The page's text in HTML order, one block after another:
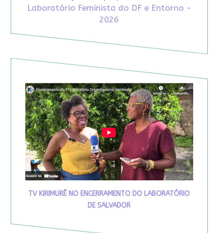
Laboratório Feminista do DF e Entorno -
2026
TV KIRIMURÊ NO ENCERRAMENTO DO LABORATÓRIO
DE SALVADOR